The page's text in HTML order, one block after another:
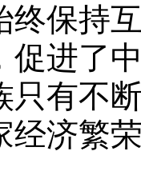
终保持
促进了
只有不
经济繁